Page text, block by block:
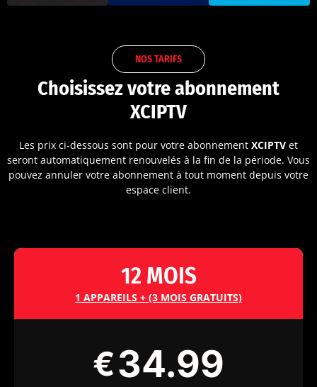
NOS TARIFS
Choisissez votre abonnement
XCIPTV
Les prix ci-dessous sont pour votre abonnement XCIPTV et
seront automatiquement renouvelés à la fin de la période. Vous
pouvez annuler votre abonnement à tout moment depuis votre
espace client.
12 MOIS
1 APPAREILS + (3 MOIS GRATUITS)
€34.99